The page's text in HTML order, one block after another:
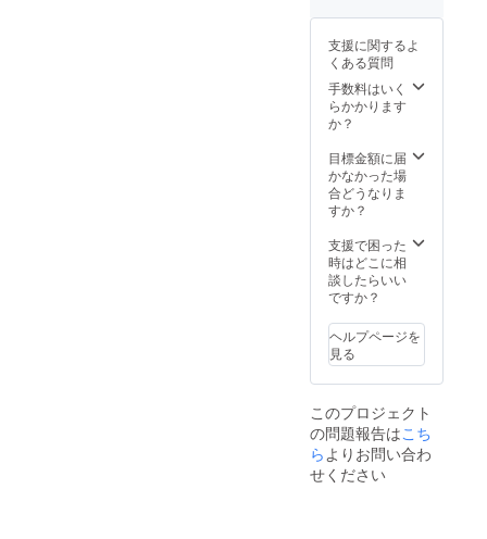
ます。
※詳細に
つきま
しては
別途ご
支援者
ていた
だきま
す。
セット
ソープ,
アロマ
マスク
スプ
レー,ア
トル）
加えて
サポー
ター側
会及び
打ち合
わせな
どにご
ただけ
ます。
支援に関するよ
くある質問
手数料はいく
らかかります
か？
目標金額に届
かなかった場
合どうなりま
すか？
支援で困った
時はどこに相
談したらいい
ですか？
ヘルプページを
見る
このプロジェクト
の問題報告はこち
らよりお問い合わ
せください